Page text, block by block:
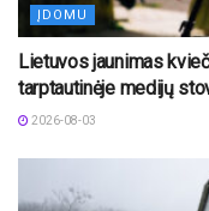
ĮDOMU
Lietuvos jaunimas
tarptautinėje medijų
2026-08-03